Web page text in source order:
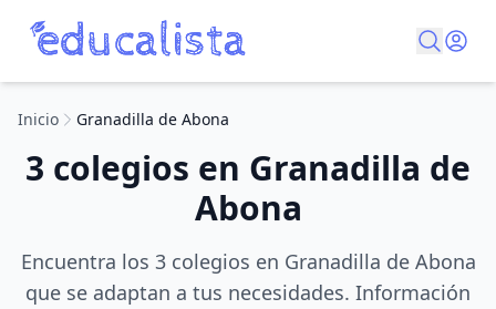
Inicio Granadilla de Abona
3 colegios en Granadilla de
Abona
Encuentra los 3 colegios en Granadilla de Abona
que se adaptan a tus necesidades. Información